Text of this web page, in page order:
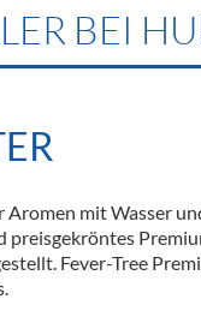
BEI
mit Wasser
Fever-Tree